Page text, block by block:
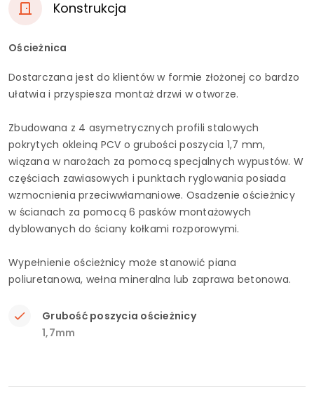
Konstrukcja
Ościeżnica
Dostarczana jest do klientów w formie złożonej co bardzo
ułatwia i przyspiesza montaż drzwi w otworze.
Zbudowana z 4 asymetrycznych profili stalowych
pokrytych okleiną PCV o grubości poszycia 1,7 mm,
wiązana w narożach za pomocą specjalnych wypustów. W
częściach zawiasowych i punktach ryglowania posiada
wzmocnienia przeciwwłamaniowe. Osadzenie ościeżnicy
w ścianach za pomocą 6 pasków montażowych
dyblowanych do ściany kołkami rozporowymi.
Wypełnienie ościeżnicy może stanowić piana
poliuretanowa, wełna mineralna lub zaprawa betonowa.
Grubość poszycia ościeżnicy
1,7mm